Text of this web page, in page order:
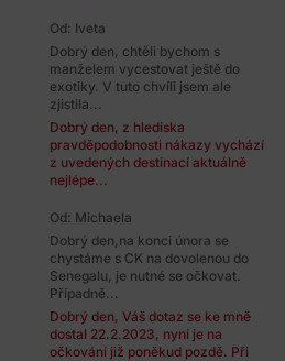
Od: Iveta
Dobrý den, chtěli bychom s
manželem vycestovat ještě do
exotiky. V tuto chvíli jsem ale
zjistila...
Dobrý den, z hlediska
pravděpodobnosti nákazy vychází
z uvedených destinací aktuálně
nejlépe...
Od: Michaela
Dobrý den,na konci února se
chystáme s CK na dovolenou do
Senegalu, je nutné se očkovat.
Případně...
Dobrý den, Váš dotaz se ke mně
dostal 22.2.2023, nyní je na
očkování již poněkud pozdě. Při